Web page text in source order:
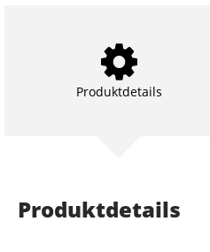
Produktdetails
Produktdetails